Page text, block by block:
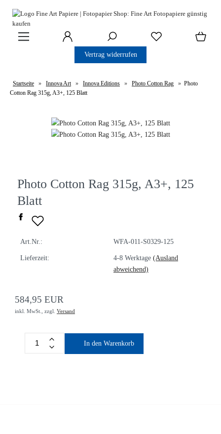
Vertrag widerrufen
Startseite » Innova Art » Innova Editions » Photo Cotton Rag » Photo
Cotton Rag 315g, A3+, 125 Blatt
Photo Cotton Rag 315g, A3+, 125
Blatt
Art.Nr.: WFA-011-S0329-125
Lieferzeit: 4-8 Werktage (Ausland
abweichend)
584,95 EUR
inkl. MwSt., zzgl. Versand
In den Warenkorb